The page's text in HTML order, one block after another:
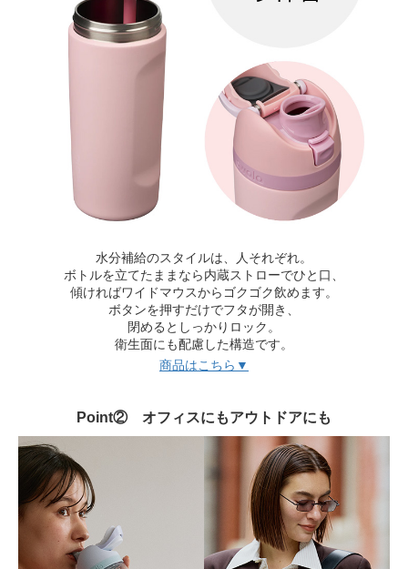
水分補給のスタイルは、人それぞれ。
ボトルを立てたままなら内蔵ストローでひと口、
傾ければワイドマウスからゴクゴク飲めます。
ボタンを押すだけでフタが開き、
閉めるとしっかりロック。
衛生面にも配慮した構造です。
商品はこちら▼
Point② オフィスにもアウトドアにも